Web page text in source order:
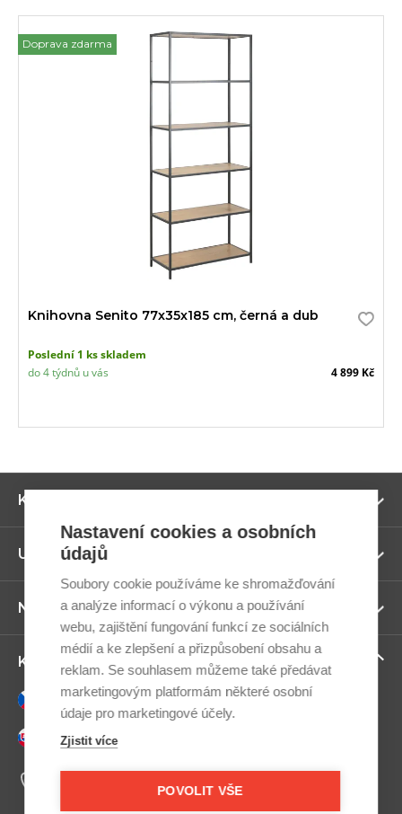
Doprava zdarma
Knihovna Senito 77x35x185 cm, černá a dub
Poslední 1 ks skladem
do 4 týdnů u vás
4 899 Kč
Kategorie
Užitečné odkazy
Newsletter
Kontaktujte nás
Česky
Slovensky
+420 607 800 100
Nastavení cookies a osobních
údajů
Soubory cookie používáme ke shromažďování
a analýze informací o výkonu a používání
webu, zajištění fungování funkcí ze sociálních
médií a ke zlepšení a přizpůsobení obsahu a
reklam. Se souhlasem můžeme také předávat
marketingovým platformám některé osobní
údaje pro marketingové účely.
Zjistit více
POVOLIT VŠE